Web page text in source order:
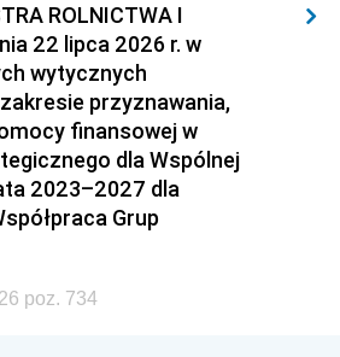
ROLNICTWA I
22 lipca 2026 r. w
wytycznych
przyznawania,
finansowej w
dla Wspólnej
2023–2027 dla
Grup
poz. 734